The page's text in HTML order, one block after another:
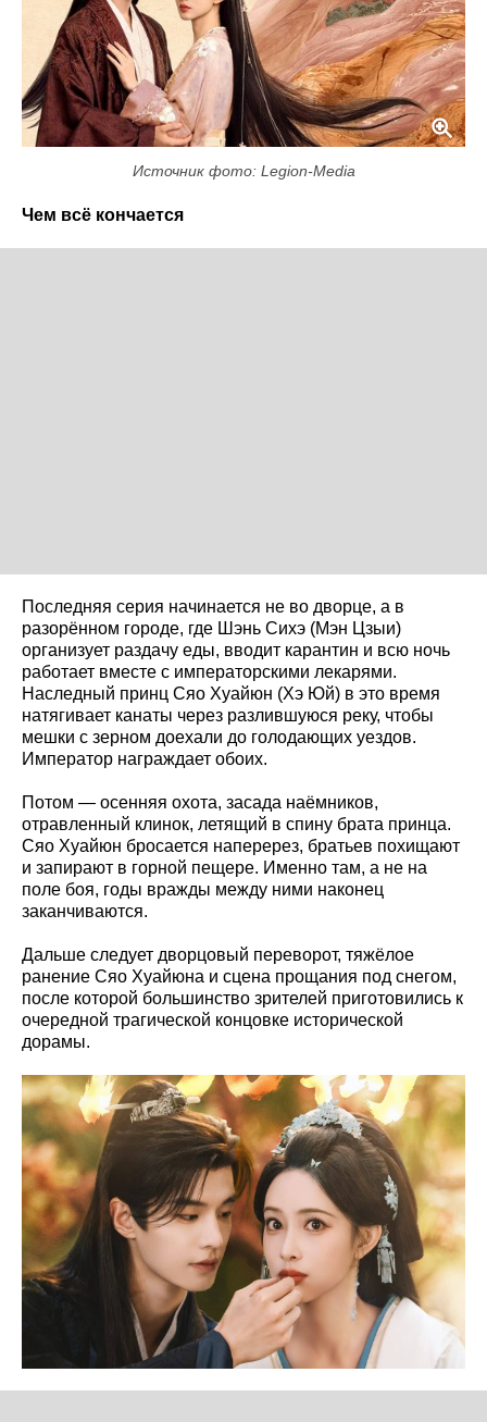
Источник фото: Legion-Media
Чем всё кончается
Последняя серия начинается не во дворце, а в
разорённом городе, где Шэнь Сихэ (Мэн Цзыи)
организует раздачу еды, вводит карантин и всю ночь
работает вместе с императорскими лекарями.
Наследный принц Сяо Хуайюн (Хэ Юй) в это время
натягивает канаты через разлившуюся реку, чтобы
мешки с зерном доехали до голодающих уездов.
Император награждает обоих.
Потом — осенняя охота, засада наёмников,
отравленный клинок, летящий в спину брата принца.
Сяо Хуайюн бросается наперерез, братьев похищают
и запирают в горной пещере. Именно там, а не на
поле боя, годы вражды между ними наконец
заканчиваются.
Дальше следует дворцовый переворот, тяжёлое
ранение Сяо Хуайюна и сцена прощания под снегом,
после которой большинство зрителей приготовились к
очередной трагической концовке исторической
дорамы.